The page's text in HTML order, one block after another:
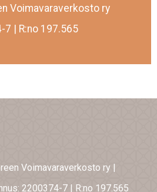
Voimavaraverkosto ry
| R:no 197.565
Voimavaraverkosto ry |
2200374-7 | R:no 197.565